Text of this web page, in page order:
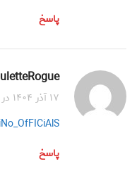
پاسخ
۱۷ آذر ۱۴۰۴ در ۹:۴۷ ق.ظ
پاسخ